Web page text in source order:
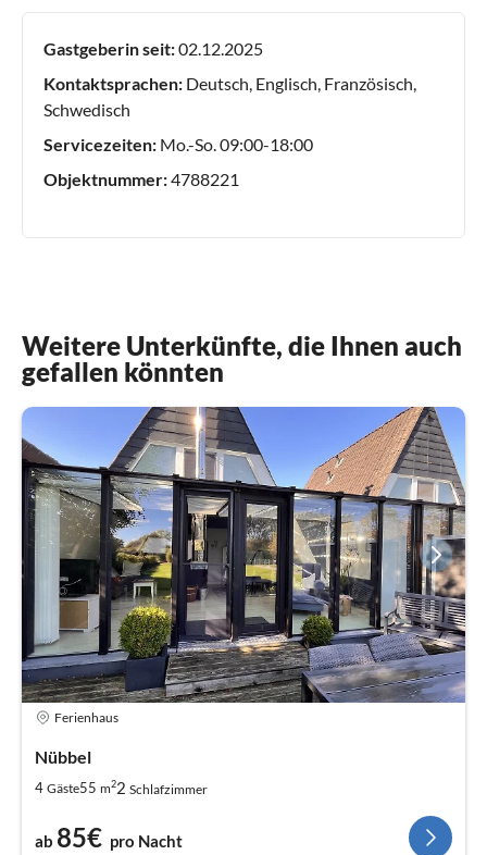
Gastgeberin seit:02.12.2025
Kontaktsprachen: Deutsch, Englisch, Französisch,
Schwedisch
Servicezeiten: Mo.-So. 09:00-18:00
Objektnummer:4788221
Weitere Unterkünfte, die Ihnen auch
gefallen könnten
Ferienhaus
Nübbel
4 Gäste55 m22 Schlafzimmer
ab 85€ pro Nacht